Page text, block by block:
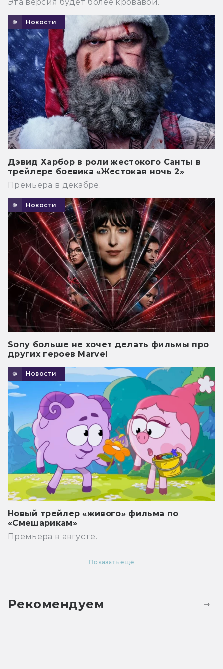
Эта версия будет более кровавой.
Новости
Дэвид Харбор в роли жестокого Санты в
трейлере боевика «Жестокая ночь 2»
Премьера в декабре.
Новости
Sony больше не хочет делать фильмы про
других героев Marvel
Новости
Новый трейлер «живого» фильма по
«Смешарикам»
Премьера в августе.
Показать ещё
Рекомендуем